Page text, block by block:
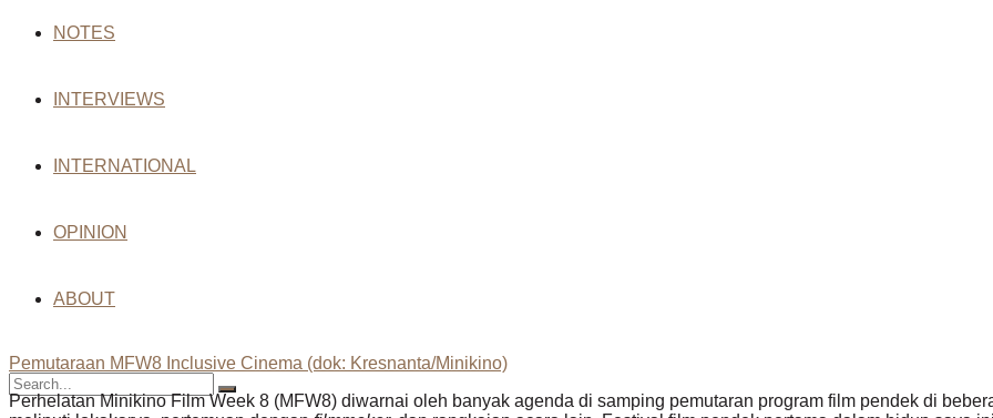
NOTES
INTERVIEWS
INTERNATIONAL
OPINION
ABOUT
Pemutaraan MFW8 Inclusive Cinema (dok: Kresnanta/Minikino)
Perhelatan Minikino Film Week 8 (MFW8) diwarnai oleh banyak agenda di samping pemutaran program film pendek di